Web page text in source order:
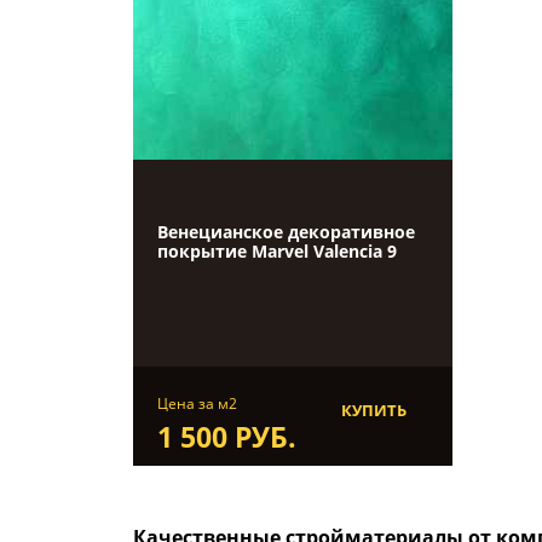
Венецианское декоративное
покрытие Marvel Valenсia 9
Цена за м2
1 500 РУБ.
КУПИТЬ